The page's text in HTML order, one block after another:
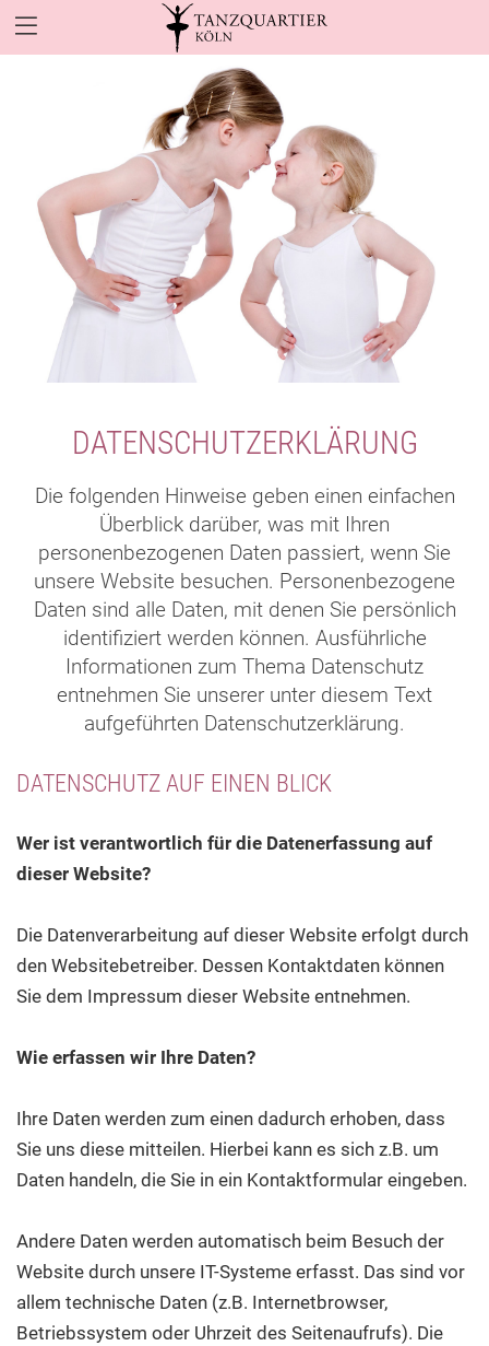
DATENSCHUTZERKLÄRUNG
Die folgenden Hinweise geben einen einfachen
Überblick darüber, was mit Ihren
personenbezogenen Daten passiert, wenn Sie
unsere Website besuchen. Personenbezogene
Daten sind alle Daten, mit denen Sie persönlich
identifiziert werden können. Ausführliche
Informationen zum Thema Datenschutz
entnehmen Sie unserer unter diesem Text
aufgeführten Datenschutzerklärung.
DATENSCHUTZ AUF EINEN BLICK
Wer ist verantwortlich für die Datenerfassung auf
dieser Website?
Die Datenverarbeitung auf dieser Website erfolgt durch
den Websitebetreiber. Dessen Kontaktdaten können
Sie dem Impressum dieser Website entnehmen.
Wie erfassen wir Ihre Daten?
Ihre Daten werden zum einen dadurch erhoben, dass
Sie uns diese mitteilen. Hierbei kann es sich z.B. um
Daten handeln, die Sie in ein Kontaktformular eingeben.
Andere Daten werden automatisch beim Besuch der
Website durch unsere IT-Systeme erfasst. Das sind vor
allem technische Daten (z.B. Internetbrowser,
Betriebssystem oder Uhrzeit des Seitenaufrufs). Die